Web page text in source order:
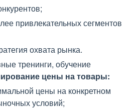
привлекательных сегментов
охвата рынка.
тренинги, обучение
цены на товары:
цены на конкретном
условий;